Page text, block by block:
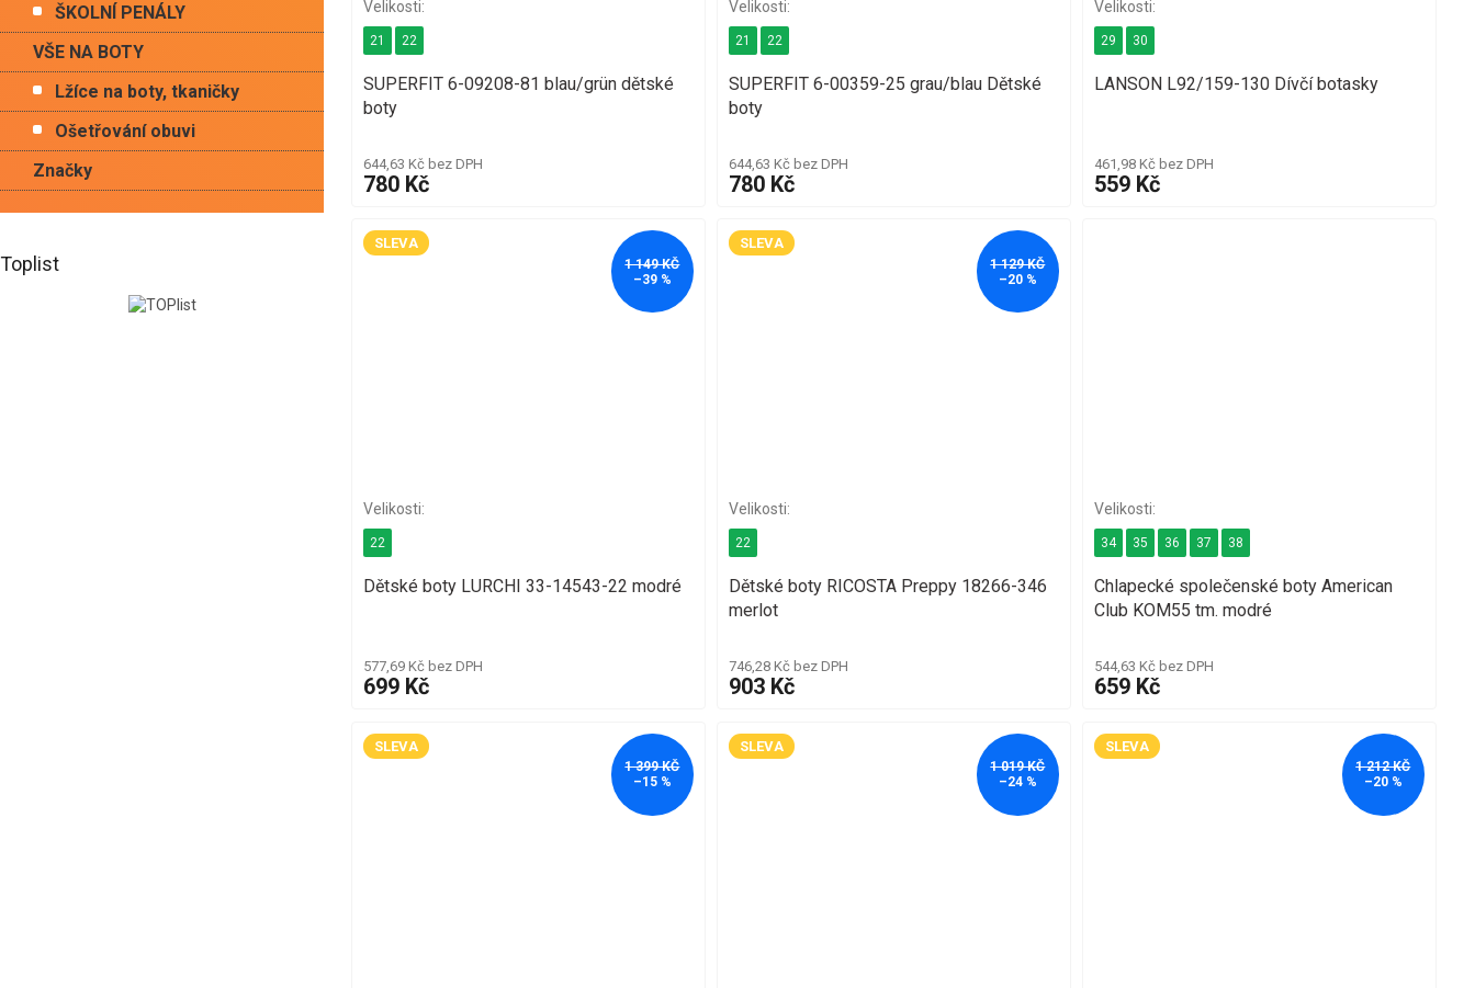
ŠKOLNÍ PENÁLY
VŠE NA BOTY
Lžíce na boty, tkaničky
Ošetřování obuvi
Značky
Toplist
SUPERFIT 6-09208-81 blau/grün dětské
boty
644,63 Kč bez DPH
780 Kč
21 22
SUPERFIT 6-00359-25 grau/blau Dětské
boty
644,63 Kč bez DPH
780 Kč
21 22
LANSON L92/159-130 Dívčí botasky
461,98 Kč bez DPH
559 Kč
29 30
SLEVA
1 149 KČ
–39 %
Dětské boty LURCHI 33-14543-22 modré
577,69 Kč bez DPH
699 Kč
22
SLEVA
1 129 KČ
–20 %
Dětské boty RICOSTA Preppy 18266-346
merlot
746,28 Kč bez DPH
903 Kč
22
Chlapecké společenské boty American
Club KOM55 tm. modré
544,63 Kč bez DPH
659 Kč
34 35 36 37 38
SLEVA
1 399 KČ
–15 %
SLEVA
1 019 KČ
–24 %
SLEVA
1 212 KČ
–20 %